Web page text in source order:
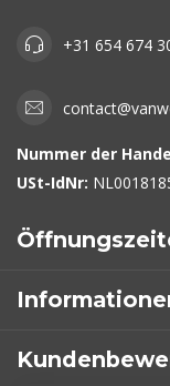
+31 654 674
Nummer der
USt-IdNr: